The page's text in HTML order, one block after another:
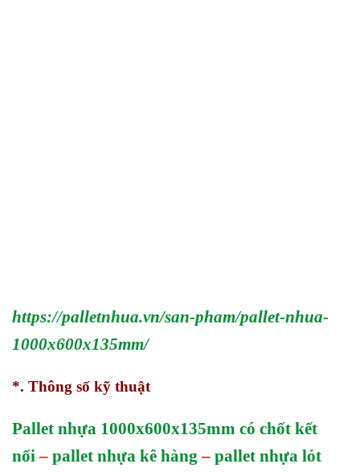
https://palletnhua.vn/san-pham/pallet-nhua-
1000x600x135mm/
*. Thông số kỹ thuật
Pallet nhựa 1000x600x135mm có chốt kết
nối – pallet nhựa kê hàng – pallet nhựa lót